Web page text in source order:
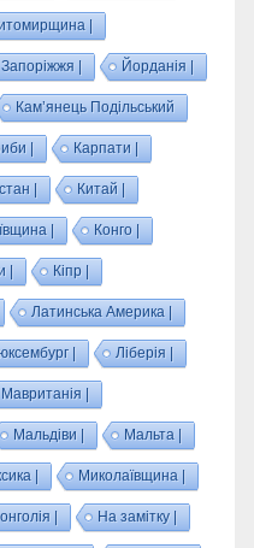
|
Запоріжжя | Йорданія |
Кам’янець Подільський
| Карпати |
| Китай |
| Конго |
Кіпр |
Латинська Америка |
| Ліберія |
Мавританія |
Мальдіви | Мальта |
| Миколаївщина |
| На замітку |